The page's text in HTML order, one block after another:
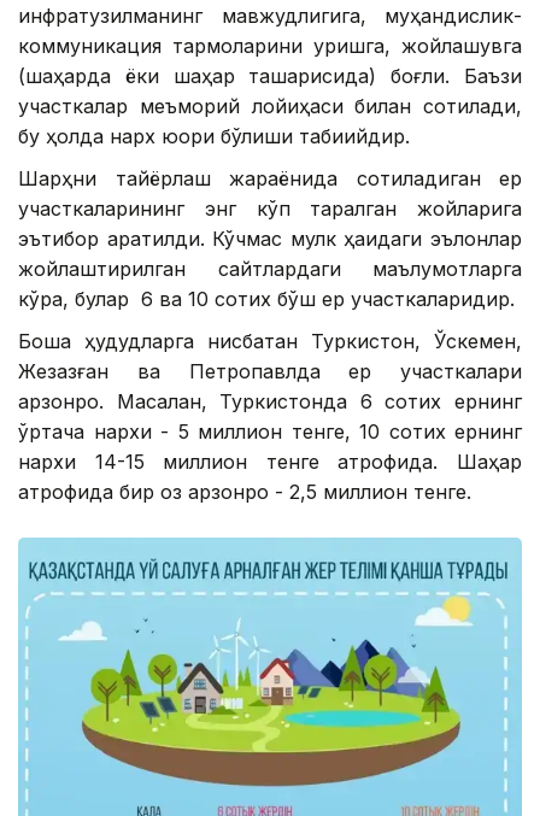
инфратузилманинг мавжудлигига, муҳандислик-
коммуникация тармоқларини қуришга, жойлашувга
(шаҳарда ёки шаҳар ташқарисида) боғлиқ. Баъзи
участкалар меъморий лойиҳаси билан сотилади,
бу ҳолда нарх юқори бўлиши табиийдир.
Шарҳни тайёрлаш жараёнида сотиладиган ер
участкаларининг энг кўп тарқалган жойларига
эътибор қаратилди. Кўчмас мулк ҳақидаги эълонлар
жойлаштирилган сайтлардаги маълумотларга
кўра, булар 6 ва 10 сотих бўш ер участкаларидир.
Бошқа ҳудудларга нисбатан Туркистон, Ўскемен,
Жезқазған ва Петропавлда ер участкалари
арзонроқ. Масалан, Туркистонда 6 сотих ернинг
ўртача нархи - 5 миллион тенге, 10 сотих ернинг
нархи 14-15 миллион тенге атрофида. Шаҳар
атрофида бир оз арзонроқ - 2,5 миллион тенге.